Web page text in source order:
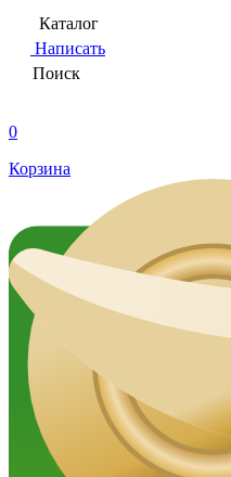
Каталог
Написать
Поиск
0
Корзина